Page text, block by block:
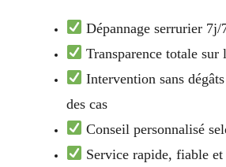
Dépannage serrurier 7j/
Transparence totale sur
Intervention sans
des cas
Conseil personnalisé
Service rapide, fiable et